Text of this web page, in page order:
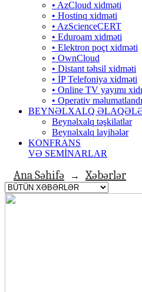
• AzCloud xidməti
• Hostinq xidməti
• AzScienceCERT
• Eduroam xidməti
• Elektron poçt xidməti
• OwnCloud
• Distant təhsil xidməti
• İP Telefoniya xidməti
• Оnline TV yayımı
• Operativ
BEYNƏLXALQ
Beynəlxalq təşkilatlar
Beynəlxalq layihələr
KONFRANS
VƏ SEMİNARLAR
Ana Səhifə → Xəbərlər